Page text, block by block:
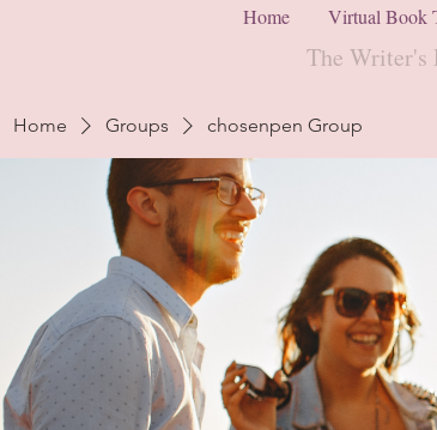
Home Virtual Book
The Writer's
Home Groups chosenpen Group